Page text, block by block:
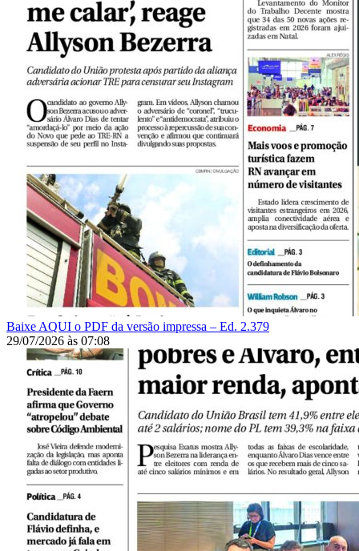
Baixe AQUI o PDF da versão impressa – Ed. 2.379
29/07/2026 às 07:08